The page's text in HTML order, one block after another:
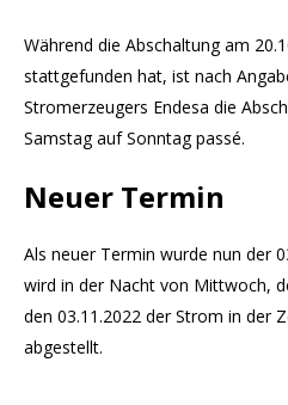
Während die Abschaltung am
stattgefunden hat, ist nach
Stromerzeugers Endesa die
Samstag auf Sonntag passé.
Neuer Termin
Als neuer Termin wurde nun der
wird in der Nacht von Mittwoch,
den 03.11.2022 der Strom in der
abgestellt.